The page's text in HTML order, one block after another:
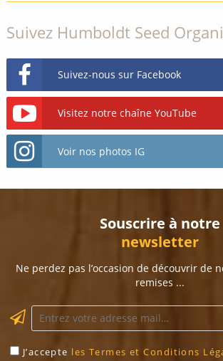
Suivez Humboldt Seed
Suivez-nous sur Facebook
Visitez notre chaîne YouTube
Voir nos photos IG
Souscrire à notre
newsletter
Ne perdez pas l’occasion de découvrir de
remises ...
J’accepte les Termes et Conditions